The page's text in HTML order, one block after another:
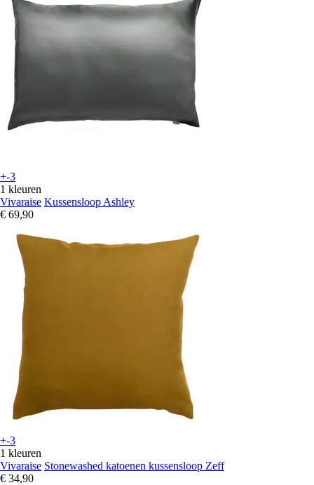
+-3
1 kleuren
Vivaraise Kussensloop Ashley
€ 69,90
+-3
1 kleuren
Vivaraise Stonewashed katoenen kussensloop Zeff
€ 34,90